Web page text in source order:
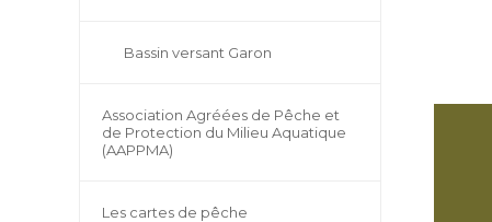
Bassin versant Garon
Association Agréées de Pêche et
de Protection du Milieu Aquatique
(AAPPMA)
Les cartes de pêche